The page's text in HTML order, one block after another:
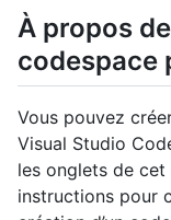
À propos
codespace
Vous pouvez
Visual Studio
les onglets de
instructions pour